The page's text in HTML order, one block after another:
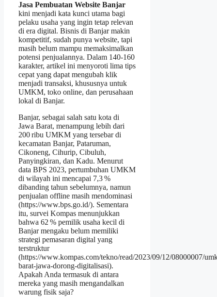
Jasa Pembuatan Website Banjar
kini menjadi kata kunci utama bagi
pelaku usaha yang ingin tetap relevan
di era digital. Bisnis di Banjar makin
kompetitif, sudah punya website, tapi
masih belum mampu memaksimalkan
potensi penjualannya. Dalam 140‑160
karakter, artikel ini menyoroti lima tips
cepat yang dapat mengubah klik
menjadi transaksi, khususnya untuk
UMKM, toko online, dan perusahaan
lokal di Banjar.
Banjar, sebagai salah satu kota di
Jawa Barat, menampung lebih dari
200 ribu UMKM yang tersebar di
kecamatan Banjar, Pataruman,
Cikoneng, Cihurip, Cibuluh,
Panyingkiran, dan Kadu. Menurut
data BPS 2023, pertumbuhan UMKM
di wilayah ini mencapai 7,3 %
dibanding tahun sebelumnya, namun
penjualan offline masih mendominasi
(https://www.bps.go.id/). Sementara
itu, survei Kompas menunjukkan
bahwa 62 % pemilik usaha kecil di
Banjar mengaku belum memiliki
strategi pemasaran digital yang
terstruktur
(https://www.kompas.com/tekno/read/2023/09/12/08000007/
barat-jawa-dorong-digitalisasi).
Apakah Anda termasuk di antara
mereka yang masih mengandalkan
warung fisik saja?